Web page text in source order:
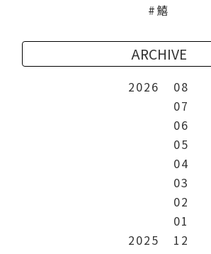
鱚
ARCHIVE
2026
08
07
06
05
04
03
02
01
2025
12